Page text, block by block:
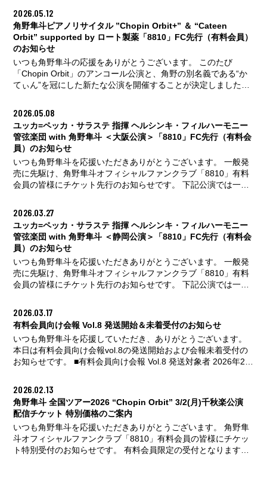
となりますので、無料会員のお客様はぜひこの機会に有料会員
へのアップデートをご検討ください。 ▼有料会員へのアップデ
ートはこちら https://hayatosum.com/8810/ 角野隼斗 ピアノリ
サイタル “Chopin Orbit+” supported by ロート製薬 2026年8月
18...続きはこちら
2026.05.12
角野隼斗ピアノリサイタル ”Chopin Orbit+” ＆ “Cateen
Orbit” supported by ロート製薬「8810」FC先行（有料会員）
のお知らせ
いつも角野隼斗の応援をありがとうございます。 このたび
「Chopin Orbit」のアンコール公演と、角野の別名義である“か
てぃん”を冠にした新たな公演を開催することが決定しました。
料会員限定の受付となりますので、無料会員のお客様はぜひこ
の機会に有料会員へのアップデートをご検討ください。 ▼有料
会員へのアップデートはこちら https://hayatosum.com/8810/ 角
野隼斗 ピアノリサイタル “Chopin Orbit+” supported by ロート
製薬 202...続きはこちら
2026.05.08
ユッカ=ペッカ・サラステ 指揮 ヘルシンキ・フィルハーモニー
管弦楽団 with 角野隼斗 ＜大阪公演＞「8810」FC先行（有料会
員）のお知らせ
いつも角野隼斗を応援いただきありがとうございます。 一般発
売に先駆け、角野隼斗オフィシャルファンクラブ「8810」有料
会員の皆様にチケット先行のお知らせです。 下記公演では一般
お客様はぜひこの機会に有料会員へのアップデートをご検討く
ださい。 ▼有料会員へのアップデートはこちら
https://hayatosum.com/8810/ ヘルシンキ・フィルハーモニー管
弦楽団 指揮: ユッカ＝ペッカ・サラステ ピアノ: 角野隼斗 ＜大
阪公演＞ 2026年10月10日(土) 16:00...続きはこちら
2026.03.27
ユッカ=ペッカ・サラステ 指揮 ヘルシンキ・フィルハーモニー
管弦楽団 with 角野隼斗 ＜静岡公演＞「8810」FC先行（有料会
員）のお知らせ
いつも角野隼斗を応援いただきありがとうございます。 一般発
売に先駆け、角野隼斗オフィシャルファンクラブ「8810」有料
会員の皆様にチケット先行のお知らせです。 下記公演では一般
お客様はぜひこの機会に有料会員へのアップデートをご検討く
ださい。 ▼有料会員へのアップデートはこちら
https://hayatosum.com/8810/ ユッカ=ペッカ・サラステ 指揮 ヘ
ルシンキ・フィルハーモニー管弦楽団 with 角野隼斗 ＜静岡公演
＞ 2026年10月16日(金) 19:00開...続きはこちら
2026.03.17
有料会員向け会報 Vol.8 発送開始＆未着受付のお知らせ
いつも角野隼斗を応援していただき、ありがとうございます。
本日は有料会員向け会報vol.8の発送開始および会報未着受付の
お知らせです。 ■有料会員向け会報 Vol.8 発送対象者 2026年2月
ただいてもお手元に会報が届かない場合は、 会報未着受付期間
内に問い合わせフォームより、下記をご明記の上、ご連絡をお
願いいたします。 会報未着受付期間 2026年3月18日(水)～3月
31日(火)まで お問い合わせフォーム https://eplus.jp/8810_fc
...続きはこちら
2026.02.13
角野隼斗 全国ツアー2026 “Chopin Orbit” 3/2(月)千秋楽公演
配信チケット 特別価格のご案内
いつも角野隼斗を応援いただきありがとうございます。 角野隼
斗オフィシャルファンクラブ「8810」有料会員の皆様にチケッ
ト特別受付のお知らせです。 有料会員限定の受付となりますの